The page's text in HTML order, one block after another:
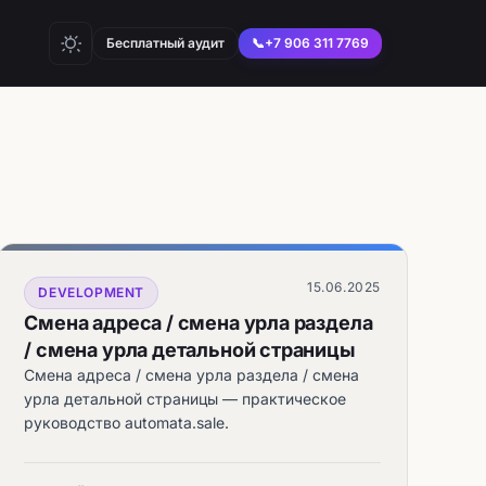
Бесплатный аудит 📞+7 906 311 7769
DEVELOPMENT 15.06.2025
Смена адреса / смена урла раздела
/ смена урла детальной страницы
Смена адреса / смена урла раздела / смена
урла детальной страницы — практическое
руководство automata.sale.